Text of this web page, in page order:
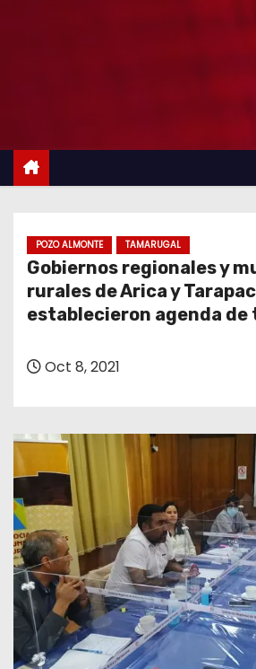
POZO ALMONTE TAMARUGAL
Gobiernos regionales y
rurales de Arica y
establecieron agenda de
Oct 8, 2021